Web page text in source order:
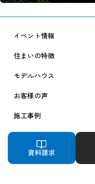
イベント情報
住まいの特徴
モデルハウス
お客様の声
施工事例
資料請求